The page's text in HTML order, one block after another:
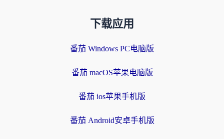
下载应用
番茄 Windows PC电脑版
番茄 macOS苹果电脑版
番茄 ios苹果手机版
番茄 Android安卓手机版